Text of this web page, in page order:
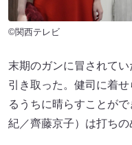
©関西テレビ
末期のガンに冒されて
引き取った。健司に着せ
るうちに晴らすことが
紀／齊藤京子）は打ちの